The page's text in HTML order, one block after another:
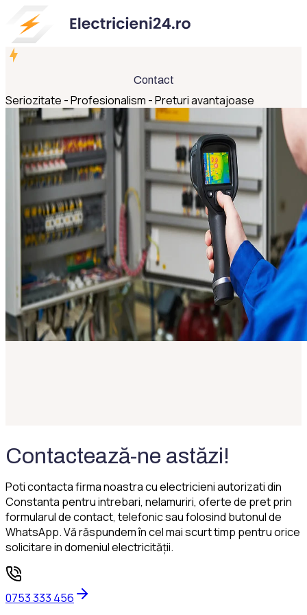
Contact
Seriozitate - Profesionalism - Preturi avantajoase
Contactează-ne astăzi!
Poti contacta firma noastra cu electricieni autorizati din
Constanta pentru intrebari, nelamuriri, oferte de pret prin
formularul de contact, telefonic sau folosind butonul de
WhatsApp. Vă răspundem în cel mai scurt timp pentru orice
solicitare in domeniul electricității.
0753 333 456